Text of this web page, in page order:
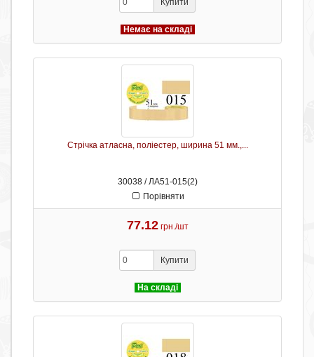
Купити
Немає на складі
Стрічка атласна, поліестер, ширина 51 мм.,...
30038 / ЛА51-015(2)
Порівняти
77.12 грн./шт
Купити
На складі